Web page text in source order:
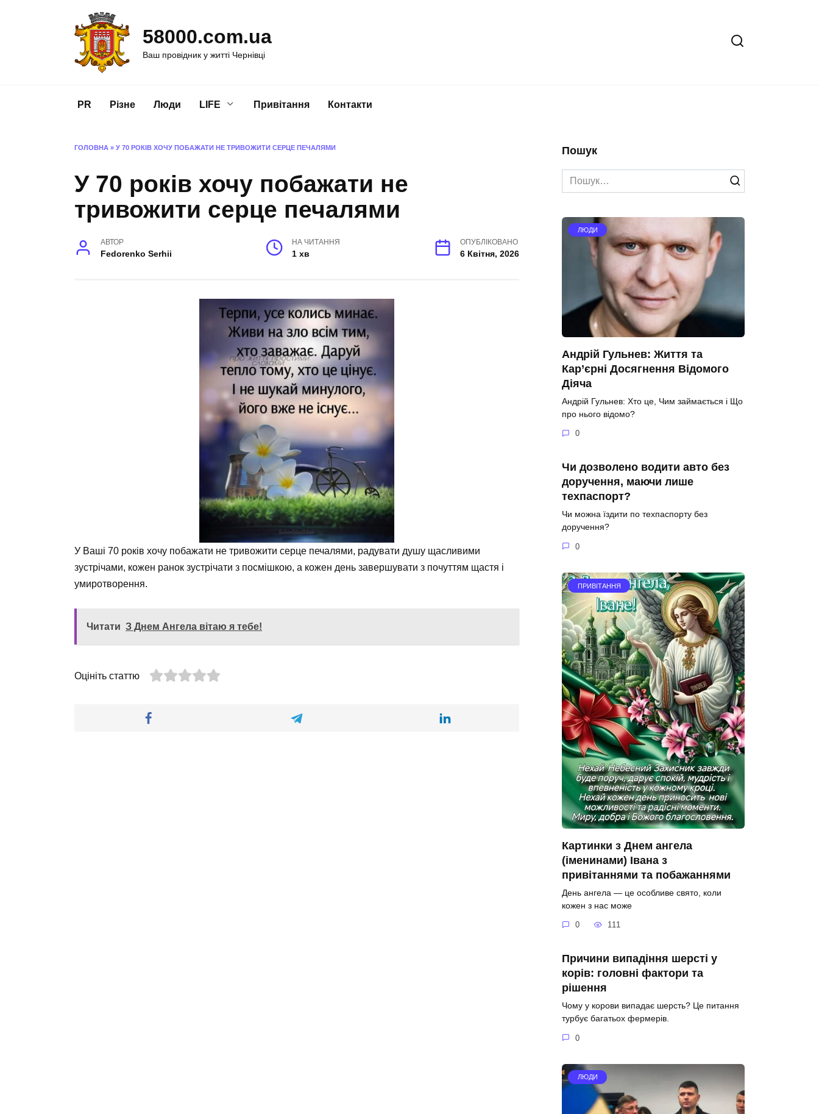
58000.com.ua
Ваш провідник у житті Чернівці
PR Різне Люди LIFE Привітання Контакти
ГОЛОВНА » У 70 РОКІВ ХОЧУ ПОБАЖАТИ НЕ ТРИВОЖИТИ СЕРЦЕ ПЕЧАЛЯМИ
У 70 років хочу побажати не
тривожити серце печалями
АВТОР
Fedorenko Serhii
НА ЧИТАННЯ
1 хв
ОПУБЛІКОВАНО
6 Квітня, 2026
У Ваші 70 років хочу побажати не тривожити серце печалями, радувати душу щасливими
зустрічами, кожен ранок зустрічати з посмішкою, а кожен день завершувати з почуттям щастя і
умиротворення.
Читати З Днем Ангела вітаю я тебе!
Оцініть статтю
Пошук
Search
for:
ЛЮДИ
Андрій Гульнев: Життя та
Кар’єрні Досягнення Відомого
Діяча
Андрій Гульнев: Хто це, Чим займається і Що
про нього відомо?
0
Чи дозволено водити авто без
доручення, маючи лише
техпаспорт?
Чи можна їздити по техпаспорту без
доручення?
0
ПРИВІТАННЯ
Картинки з Днем ангела
(іменинами) Івана з
привітаннями та побажаннями
День ангела — це особливе свято, коли
кожен з нас може
0 111
Причини випадіння шерсті у
корів: головні фактори та
рішення
Чому у корови випадає шерсть? Це питання
турбує багатьох фермерів.
0
ЛЮДИ